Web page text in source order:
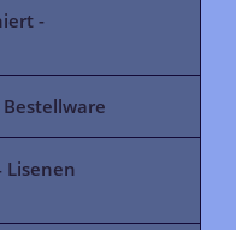
-
Lisenen